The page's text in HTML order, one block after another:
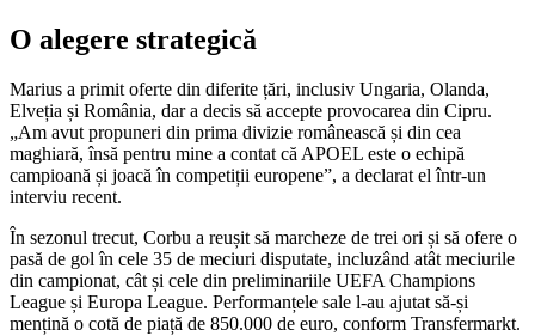
O alegere strategică
Marius a primit oferte din diferite țări, inclusiv Ungaria, Olanda,
Elveția și România, dar a decis să accepte provocarea din Cipru.
„Am avut propuneri din prima divizie românească și din cea
maghiară, însă pentru mine a contat că APOEL este o echipă
campioană și joacă în competiții europene”, a declarat el într-un
interviu recent.
În sezonul trecut, Corbu a reușit să marcheze de trei ori și să ofere o
pasă de gol în cele 35 de meciuri disputate, incluzând atât meciurile
din campionat, cât și cele din preliminariile UEFA Champions
League și Europa League. Performanțele sale l-au ajutat să-și
mențină o cotă de piață de 850.000 de euro, conform Transfermarkt.